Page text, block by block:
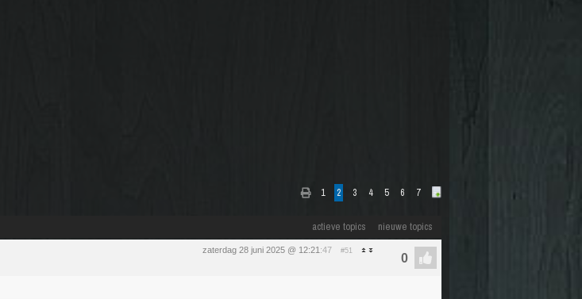
1 2 3 4 5 6 7
actieve topics nieuwe topics
zaterdag 28 juni 2025 @ 12:21 :47 #51